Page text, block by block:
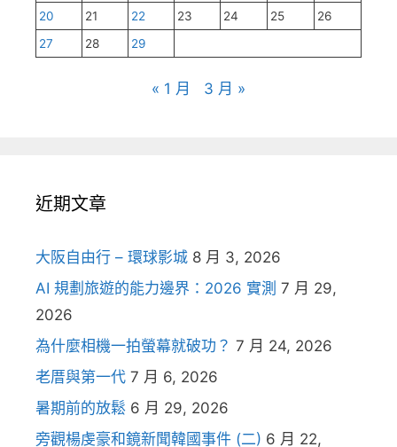
20
21 22 23 24 25
26
27
28 29
« 1 月 3 月 »
近期文章
大阪自由行 – 環球影城 8 月 3, 2026
AI 規劃旅遊的能力邊界：2026 實測 7 月 29,
2026
為什麼相機一拍螢幕就破功？ 7 月 24, 2026
老厝與第一代 7 月 6, 2026
暑期前的放鬆 6 月 29, 2026
旁觀楊虔豪和鏡新聞韓國事件 (二) 6 月 22,